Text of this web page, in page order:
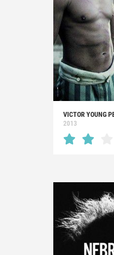
VICTOR YOUNG
2013